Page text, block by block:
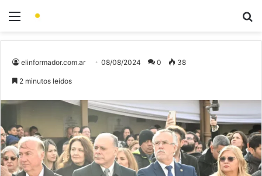
elinformador.com.ar 08/08/2024 0 38
2 minutos leídos